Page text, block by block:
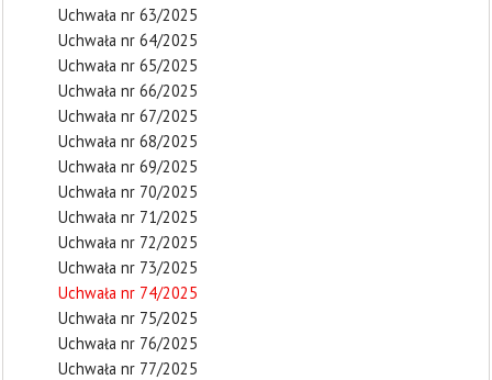
Uchwała nr 63/2025
Uchwała nr 64/2025
Uchwała nr 65/2025
Uchwała nr 66/2025
Uchwała nr 67/2025
Uchwała nr 68/2025
Uchwała nr 69/2025
Uchwała nr 70/2025
Uchwała nr 71/2025
Uchwała nr 72/2025
Uchwała nr 73/2025
Uchwała nr 74/2025
Uchwała nr 75/2025
Uchwała nr 76/2025
Uchwała nr 77/2025